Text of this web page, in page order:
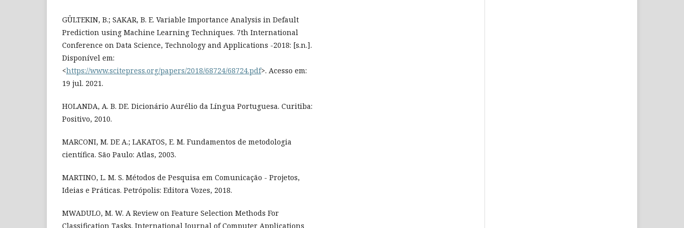
GÜLTEKIN, B.; SAKAR, B. E. Variable Importance Analysis in Default
Prediction using Machine Learning Techniques. 7th International
Conference on Data Science, Technology and Applications -2018: [s.n.].
Disponível em:
<https://www.scitepress.org/papers/2018/68724/68724.pdf>. Acesso em:
19 jul. 2021.
HOLANDA, A. B. DE. Dicionário Aurélio da Língua Portuguesa. Curitiba:
Positivo, 2010.
MARCONI, M. DE A.; LAKATOS, E. M. Fundamentos de metodologia
científica. São Paulo: Atlas, 2003.
MARTINO, L. M. S. Métodos de Pesquisa em Comunicação - Projetos,
Ideias e Práticas. Petrópolis: Editora Vozes, 2018.
MWADULO, M. W. A Review on Feature Selection Methods For
Classification Tasks. International Journal of Computer Applications